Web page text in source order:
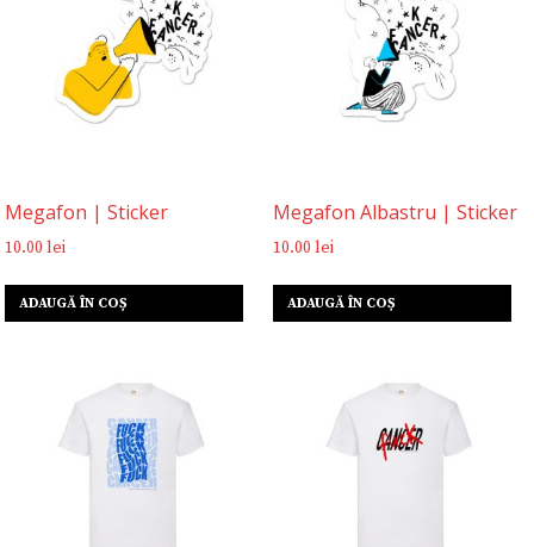
Megafon | Sticker
10.00lei
ADAUGĂ ÎN COȘ
Megafon Albastru | Sticker
10.00 lei
ADAUGĂ ÎN COȘ